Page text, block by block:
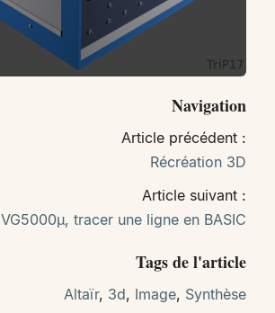
Navigation
Article précédent :
Récréation 3D
Article suivant :
VG5000µ, tracer une ligne en BASIC
Tags de l'article
Altaïr, 3d, Image, Synthèse